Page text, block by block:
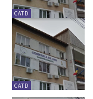
CATD
CATD